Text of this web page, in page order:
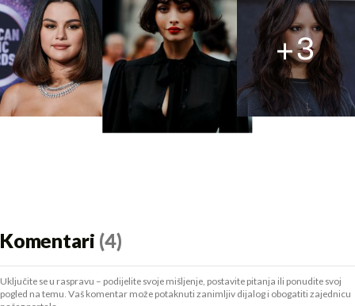
+3
Komentari (4)
Uključite se u raspravu – podijelite svoje mišljenje, postavite pitanja ili ponudite svoj
pogled na temu. Vaš komentar može potaknuti zanimljiv dijalog i obogatiti zajednicu